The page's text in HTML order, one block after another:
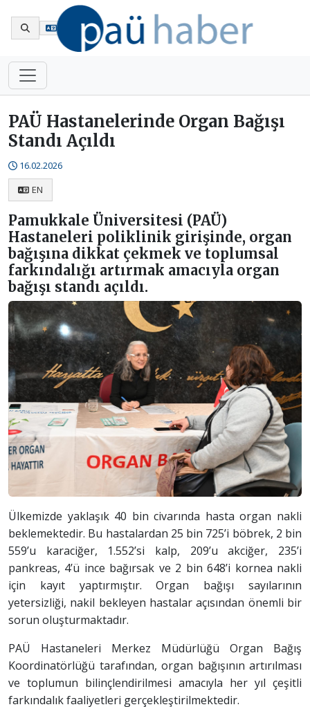
PAÜ Hastanelerinde Organ Bağışı
Standı Açıldı
16.02.2026
EN
Pamukkale Üniversitesi (PAÜ)
Hastaneleri poliklinik girişinde, organ
bağışına dikkat çekmek ve toplumsal
farkındalığı artırmak amacıyla organ
bağışı standı açıldı.
Ülkemizde yaklaşık 40 bin civarında hasta organ nakli
beklemektedir. Bu hastalardan 25 bin 725’i böbrek, 2 bin
559’u karaciğer, 1.552’si kalp, 209’u akciğer, 235’i
pankreas, 4’ü ince bağırsak ve 2 bin 648’i kornea nakli
için kayıt yaptırmıştır. Organ bağışı sayılarının
yetersizliği, nakil bekleyen hastalar açısından önemli bir
sorun oluşturmaktadır.
PAÜ Hastaneleri Merkez Müdürlüğü Organ Bağış
Koordinatörlüğü tarafından, organ bağışının artırılması
ve toplumun bilinçlendirilmesi amacıyla her yıl çeşitli
farkındalık faaliyetleri gerçekleştirilmektedir.